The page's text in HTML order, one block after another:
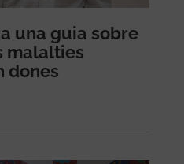
una guia sobre
malalties
dones